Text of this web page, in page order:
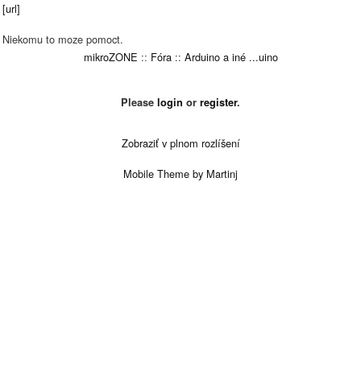
[url]
Niekomu to moze pomoct.
mikroZONE :: Fóra:: Arduino a iné ...uino
Please login or register.
Zobraziť v plnom rozlíšení
Mobile Theme by Martinj